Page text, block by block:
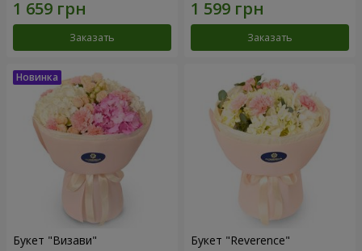
Заказать Заказать
Букет "Визави" Букет "Reverence"